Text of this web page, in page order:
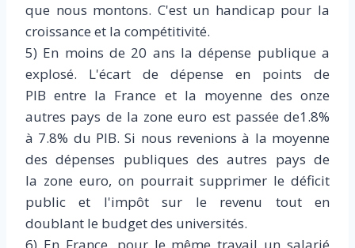
que nous montons. C'est un handicap pour la
croissance et la compétitivité.
5) En moins de 20 ans la dépense publique a
explosé. L'écart de dépense en points de
PIB entre la France et la moyenne des onze
autres pays de la zone euro est passée de1.8%
à 7.8% du PIB. Si nous revenions à la moyenne
des dépenses publiques des autres pays de
la zone euro, on pourrait supprimer le déficit
public et l'impôt sur le revenu tout en
doublant le budget des universités.